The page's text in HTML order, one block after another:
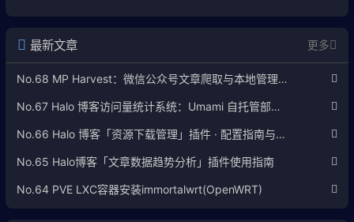
最新文章 更多
No.68 MP Harvest：微信公众号文章爬取与本地管理工具使用指南
No.67 Halo 博客访问量统计系统：Umami 自托管部署完整教程
No.66 Halo 博客「资源下载管理」插件 · 配置指南与使用说明
No.65 Halo博客「文章数据趋势分析」插件使用指南
No.64 PVE LXC容器安装immortalwrt(OpenWRT)